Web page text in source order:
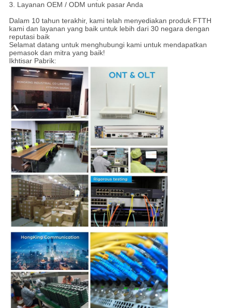
3. Layanan OEM / ODM untuk pasar Anda
Dalam 10 tahun terakhir, kami telah menyediakan produk FTTH
kami dan layanan yang baik untuk lebih dari 30 negara dengan
reputasi baik
Selamat datang untuk menghubungi kami untuk mendapatkan
pemasok dan mitra yang baik!
Ikhtisar Pabrik: